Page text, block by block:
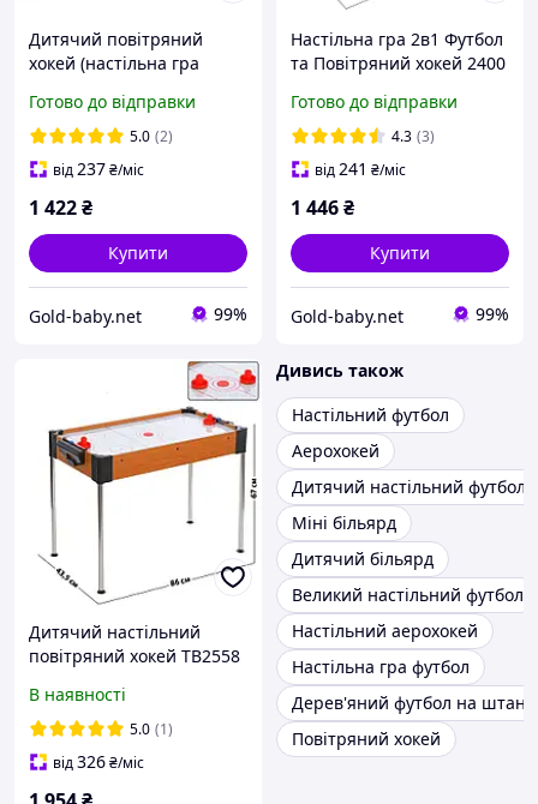
Дитячий повітряний
хокей (настільна гра
Готово до відправки
5.0 (2)
від237₴/міс
1 422₴
Купити
Gold-baby.net 99%
Настільна гра 2в1 Футбол
та Повітряний хокей 2400
Готово до відправки
4.3 (3)
від241 ₴/міс
1 446₴
Купити
Gold-baby.net 99%
Дитячий настільний
повітряний хокей TB2558
ігрові столи, настільні
ігри
В наявності
5.0 (1)
від326₴/міс
Дивись також
Настільний футбол
Аерохокей
Дитячий настільний футбол
Міні більярд
Дитячий більярд
Великий настільний футбол
Настільний аерохокей
Настільна гра футбол
Дерев'яний футбол на
Повітряний хокей